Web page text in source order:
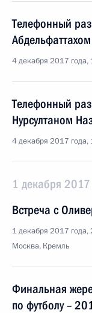
Телефонный
4 декабря 2017 года,
Телефонный
Нурсултаном
4 декабря 2017 года,
1 декабря 2017
Встреча с
1 декабря 2017 года,
Москва, Кремль
Финальная
по футболу –